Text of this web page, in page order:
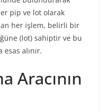
pip ve lot olarak
her işlem, belirli bir
(lot) sahiptir ve bu
alınır.
Aracının